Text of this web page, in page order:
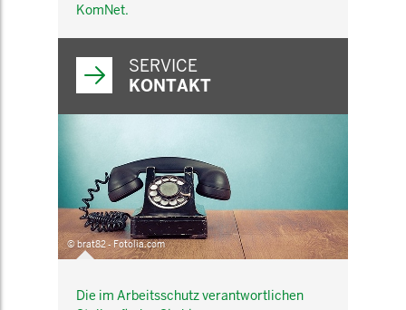
KomNet.
SERVICE
KONTAKT
© brat82 - Fotolia.com
Die im Arbeitsschutz verantwortlichen